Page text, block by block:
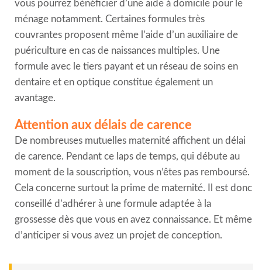
vous pourrez bénéficier d’une aide à domicile pour le
ménage notamment. Certaines formules très
couvrantes proposent même l’aide d’un auxiliaire de
puériculture en cas de naissances multiples. Une
formule avec le tiers payant et un réseau de soins en
dentaire et en optique constitue également un
avantage.
Attention aux délais de carence
De nombreuses mutuelles maternité affichent un délai
de carence. Pendant ce laps de temps, qui débute au
moment de la souscription, vous n’êtes pas remboursé.
Cela concerne surtout la prime de maternité. Il est donc
conseillé d’adhérer à une formule adaptée à la
grossesse dès que vous en avez connaissance. Et même
d’anticiper si vous avez un projet de conception.